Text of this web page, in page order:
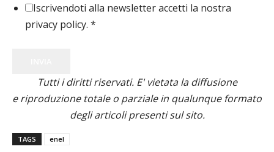
Iscrivendoti alla newsletter accetti la nostra
privacy policy. *
Tutti i diritti riservati. E' vietata la diffusione
e riproduzione totale o parziale in qualunque formato
degli articoli presenti sul sito.
TAGS enel